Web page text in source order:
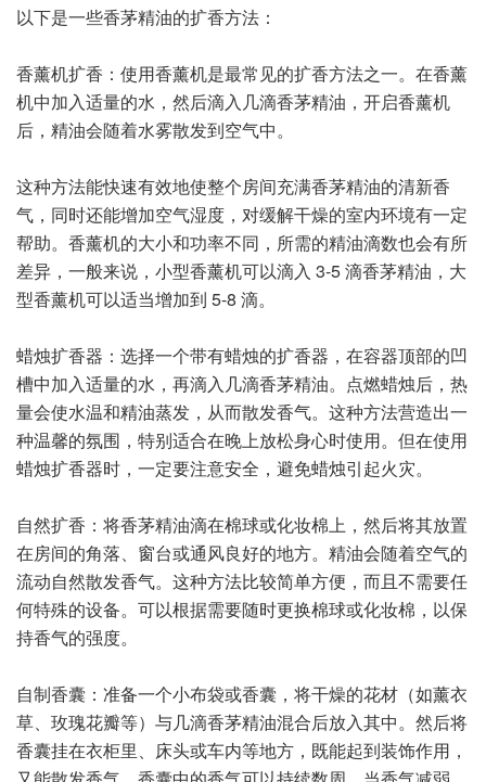
以下是一些香茅精油的扩香方法：
香薰机扩香：使用香薰机是最常见的扩香方法之一。在香薰
机中加入适量的水，然后滴入几滴香茅精油，开启香薰机
后，精油会随着水雾散发到空气中。
这种方法能快速有效地使整个房间充满香茅精油的清新香
气，同时还能增加空气湿度，对缓解干燥的室内环境有一定
帮助。香薰机的大小和功率不同，所需的精油滴数也会有所
差异，一般来说，小型香薰机可以滴入 3-5 滴香茅精油，大
型香薰机可以适当增加到 5-8 滴。
蜡烛扩香器：选择一个带有蜡烛的扩香器，在容器顶部的凹
槽中加入适量的水，再滴入几滴香茅精油。点燃蜡烛后，热
量会使水温和精油蒸发，从而散发香气。这种方法营造出一
种温馨的氛围，特别适合在晚上放松身心时使用。但在使用
蜡烛扩香器时，一定要注意安全，避免蜡烛引起火灾。
自然扩香：将香茅精油滴在棉球或化妆棉上，然后将其放置
在房间的角落、窗台或通风良好的地方。精油会随着空气的
流动自然散发香气。这种方法比较简单方便，而且不需要任
何特殊的设备。可以根据需要随时更换棉球或化妆棉，以保
持香气的强度。
自制香囊：准备一个小布袋或香囊，将干燥的花材（如薰衣
草、玫瑰花瓣等）与几滴香茅精油混合后放入其中。然后将
香囊挂在衣柜里、床头或车内等地方，既能起到装饰作用，